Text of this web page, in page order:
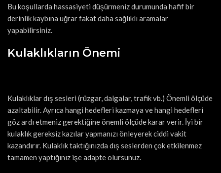
Bu koşullarda hassasiyeti düşürmeniz durumunda hafif bir
derinlik kaybına uğrar fakat daha sağlıklı aramalar
yapabilirsiniz.
Kulaklıkların Önemi
Kulaklıklar dış sesleri (rüzgar, dalgalar, trafik vb.) Önemli ölçüde
azaltabilir. Ayrıca hangi hedefleri kazmaya ve hangi hedefleri
göz ardı etmeniz gerektiğine önemli ölçüde karar verir. İyi bir
kulaklık gereksiz kazılar yapmanızı önleyerek ciddi vakit
kazandırır. Kulaklık taktığınızda dış seslerden çok etkilenmez
tamamen yaptığınız işe adapte olursunuz.